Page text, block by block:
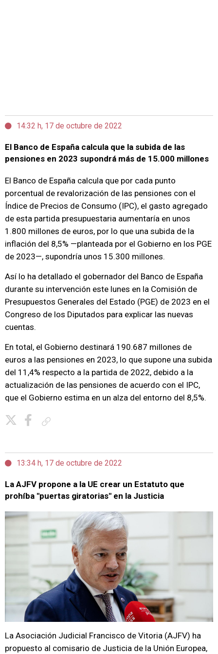
14:32 h, 17 de octubre de 2022
El Banco de España calcula que la subida de las
pensiones en 2023 supondrá más de 15.000 millones
El Banco de España calcula que por cada punto
porcentual de revalorización de las pensiones con el
Índice de Precios de Consumo (IPC), el gasto agregado
de esta partida presupuestaria aumentaría en unos
1.800 millones de euros, por lo que una subida de la
inflación del 8,5% —planteada por el Gobierno en los PGE
de 2023—, supondría unos 15.300 millones.
Así lo ha detallado el gobernador del Banco de España
durante su intervención este lunes en la Comisión de
Presupuestos Generales del Estado (PGE) de 2023 en el
Congreso de los Diputados para explicar las nuevas
cuentas.
En total, el Gobierno destinará 190.687 millones de
euros a las pensiones en 2023, lo que supone una subida
del 11,4% respecto a la partida de 2022, debido a la
actualización de las pensiones de acuerdo con el IPC,
que el Gobierno estima en un alza del entorno del 8,5%.
13:34 h, 17 de octubre de 2022
La AJFV propone a la UE crear un Estatuto que
prohíba "puertas giratorias" en la Justicia
La Asociación Judicial Francisco de Vitoria (AJFV) ha
propuesto al comisario de Justicia de la Unión Europea,